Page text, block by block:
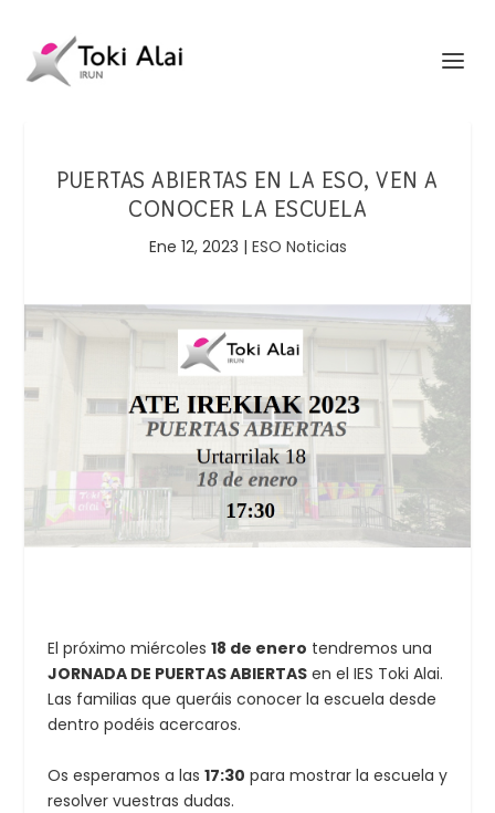
PUERTAS ABIERTAS EN LA ESO, VEN A
CONOCER LA ESCUELA
Ene 12, 2023 | ESO Noticias
El próximo miércoles 18 de enero tendremos una
JORNADA DE PUERTAS ABIERTASen el IES Toki Alai.
Las familias que queráis conocer la escuela desde
dentro podéis acercaros.
Os esperamos a las 17:30 para mostrar la escuela y
resolver vuestras dudas.